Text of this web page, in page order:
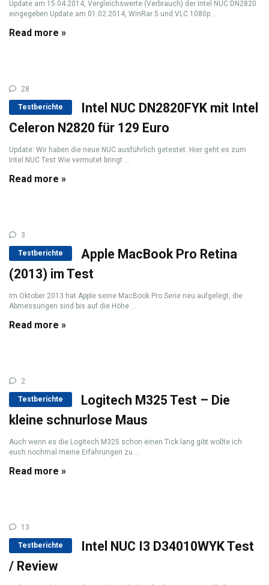
Update am 15.04.2014, Vergleichswerte (Verbrauch) der Intel NUC DN2820
eingegeben Update am 01.02.2014, WinRar 5 und VLC 1080p ...
Read more »
28
Testberichte
Intel NUC DN2820FYK mit Intel
Celeron N2820 für 129 Euro
Update: Wir haben die neue NUC ausführlich getestet. Hier geht es zum
Intel NUC Test Wie vermutet bringt ...
Read more »
3
Testberichte
Apple MacBook Pro Retina
(2013) im Test
Im Oktober 2013 hat Apple seine MacBook Pro Serie neu aufgelegt, die
Abmessungen sind bis auf die Höhe ...
Read more »
2
Testberichte
Logitech M325 Test – Die
kleine schnurlose Maus
Auch wenn es die Logitech M325 schon einen Tick lang gibt wollte ich
euch nochmal meine Erfahrungen zu ...
Read more »
13
Testberichte
Intel NUC I3 D34010WYK Test
/ Review